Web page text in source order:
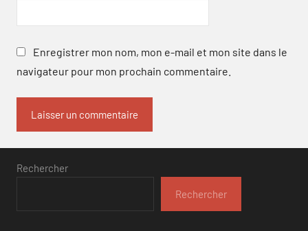
Enregistrer mon nom, mon e-mail et mon site dans le
navigateur pour mon prochain commentaire.
Rechercher
Rechercher